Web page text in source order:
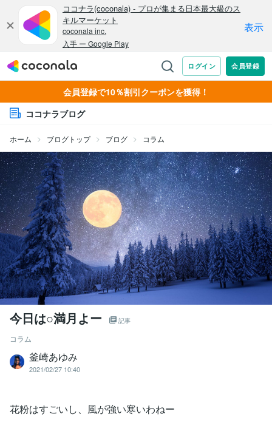
会員登録で10％割引クーポンを獲得！
ココナラブログ
ホーム ブログトップ ブログ コラム
今日は○満月よー 記事
コラム
釜崎あゆみ
2021/02/27 10:40
花粉はすごいし、風が強い寒いわねー